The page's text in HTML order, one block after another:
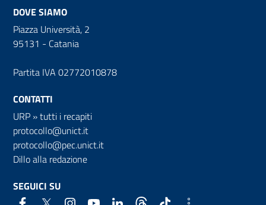
DOVE SIAMO
Piazza Università, 2
95131 - Catania
Partita IVA 02772010878
CONTATTI
URP »tutti i recapiti
protocollo@unict.it
protocollo@pec.unict.it
Dillo alla redazione
SEGUICI SU